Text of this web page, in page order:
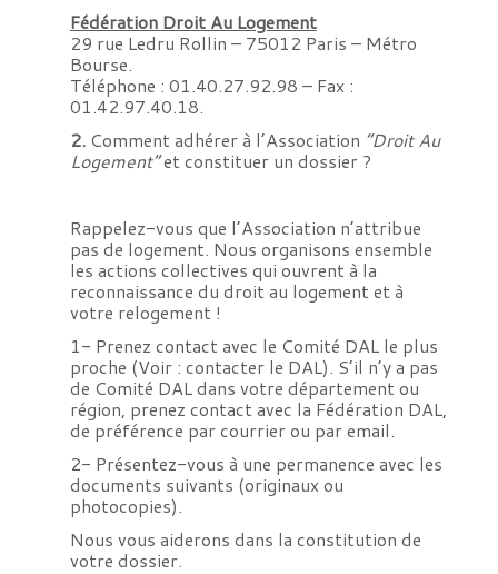
Fédération Droit Au Logement
29 rue Ledru Rollin – 75012 Paris – Métro
Bourse.
Téléphone : 01.40.27.92.98 – Fax :
01.42.97.40.18.
2.Comment adhérer à l’Association “Droit Au
Logement”et constituer un dossier ?
Rappelez-vous que l’Association n’attribue
pas de logement. Nous organisons ensemble
les actions collectives qui ouvrent à la
reconnaissance du droit au logement et à
votre relogement !
1- Prenez contact avec le Comité DAL le plus
proche (Voir : contacter le DAL) . S’il n’y a pas
de Comité DAL dans votre département ou
région, prenez contact avec la Fédération DAL,
de préférence par courrier ou par email.
2- Présentez-vous à une permanence avec les
documents suivants (originaux ou
photocopies).
Nous vous aiderons dans la constitution de
votre dossier.